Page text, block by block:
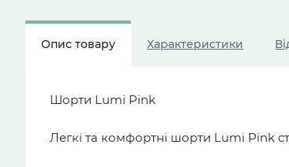
Опис товару Характеристики
Шорти Lumi Pink
Легкі та комфортні шорти Lumi Pink